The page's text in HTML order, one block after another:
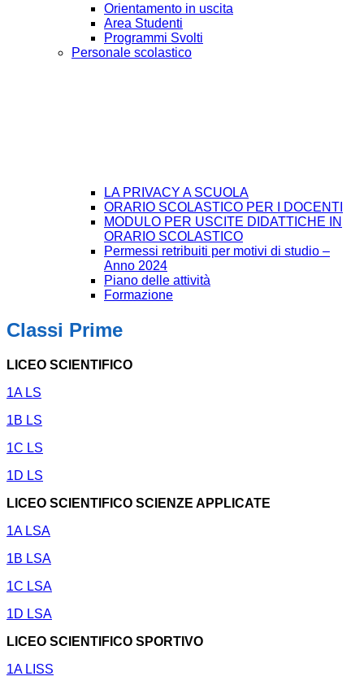
Orientamento in uscita
Area Studenti
Programmi Svolti
Personale scolastico
LA PRIVACY A SCUOLA
ORARIO SCOLASTICO PER I DOCENTI
MODULO PER USCITE DIDATTICHE IN
ORARIO SCOLASTICO
Permessi retribuiti per motivi di studio –
Anno 2024
Piano delle attività
Formazione
Classi Prime
LICEO SCIENTIFICO
1A LS
1B LS
1C LS
1D LS
LICEO SCIENTIFICO SCIENZE APPLICATE
1A LSA
1B LSA
1C LSA
1D LSA
LICEO SCIENTIFICO SPORTIVO
1A LISS